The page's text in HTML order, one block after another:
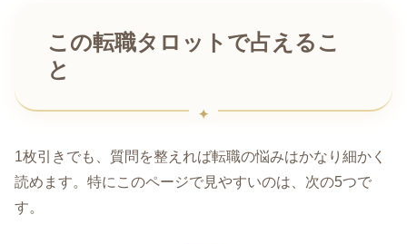
この転職タロットで占えるこ
と
1枚引きでも、質問を整えれば転職の悩みはかなり細かく
読めます。特にこのページで見やすいのは、次の5つで
す。